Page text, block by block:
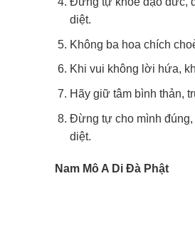
diệt.
Không ba hoa chích
Khi vui không lời hứa,
Hãy giữ tâm bình thản,
Đừng tự cho mình
diệt.
Nam Mô A Di Đà Phật